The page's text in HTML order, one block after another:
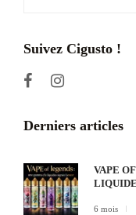
Suivez Cigusto !
Derniers articles
VAPE
6 mois